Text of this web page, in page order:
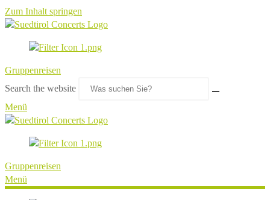
Zum Inhalt springen
Gruppenreisen
Search the website
Menü
Gruppenreisen
Menü